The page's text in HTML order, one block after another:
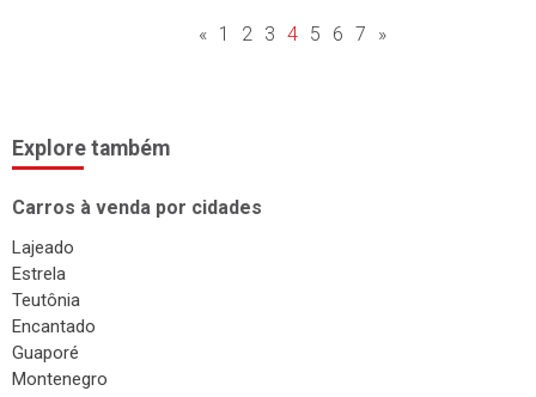
« 1 2 3 4 5 6 7 »
Explore também
Carros à venda por cidades
Lajeado
Estrela
Teutônia
Encantado
Guaporé
Montenegro